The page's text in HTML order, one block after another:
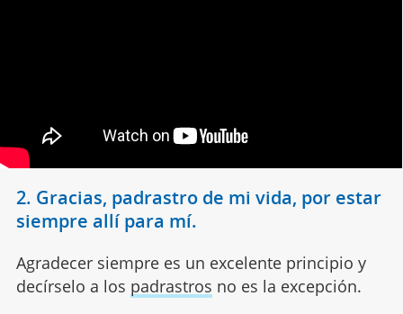
2. Gracias, padrastro de mi vida, por estar
siempre allí para mí.
Agradecer siempre es un excelente principio y
decírselo a los padrastros no es la excepción.